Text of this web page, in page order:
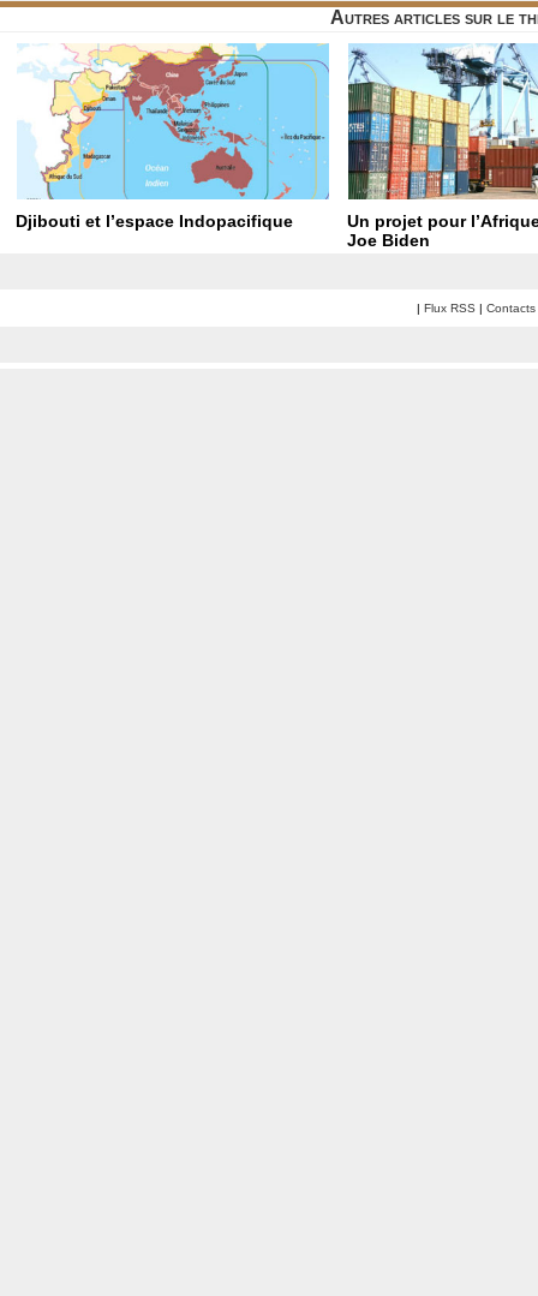
Autres articles sur le
Djibouti et l’espace Indopacifique
Un projet pour
Joe Biden
| Flux RSS | Contacts